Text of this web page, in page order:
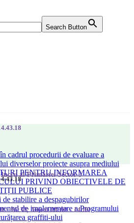
Search Button
cadrul procedurii de evaluare a
diverselor proiecte asupra mediului
PENTRU INFORMAREA
PRIVIND OBIECTIVELE DE
PUBLICE
de stabilire a despagubirilor
de implementare a Programului
graffiti-ului
lucru al Primăriei Sector 5
- 16:30; Vineri 08:00 - 14:00